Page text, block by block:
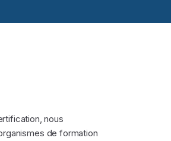
nous
de formation